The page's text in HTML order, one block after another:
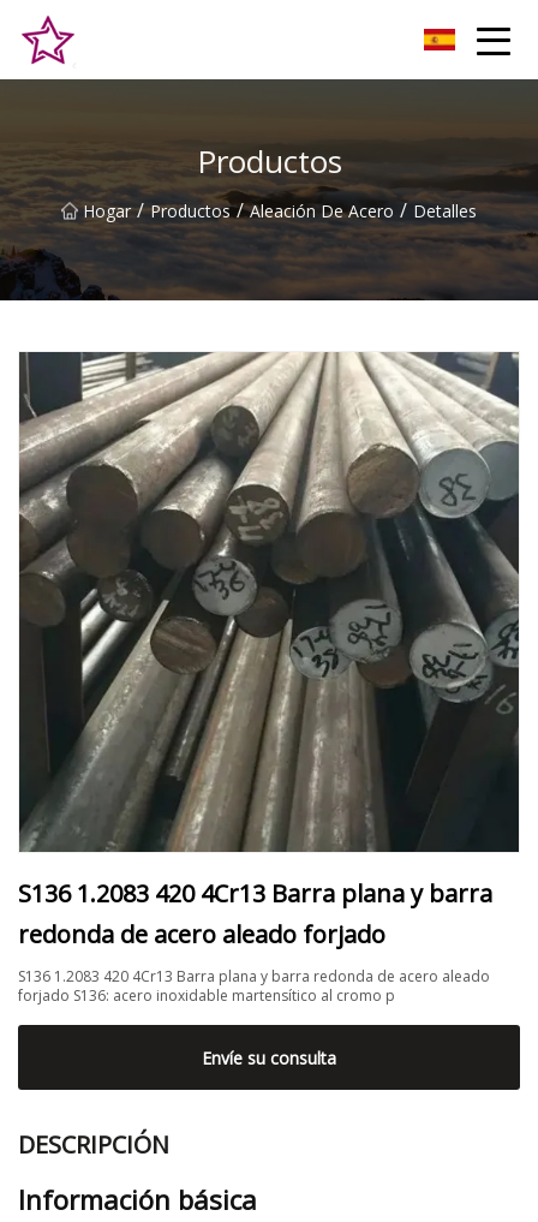
Productos
Hogar / Productos / Aleación De Acero / Detalles
S136 1.2083 420 4Cr13 Barra plana y barra
redonda de acero aleado forjado
S136 1.2083 420 4Cr13 Barra plana y barra redonda de acero aleado
forjado S136: acero inoxidable martensítico al cromo p
Envíe su consulta
DESCRIPCIÓN
Información básica